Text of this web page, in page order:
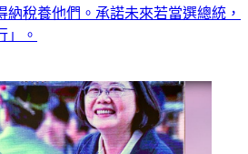
稅養他們。承諾未來若當選總統，
」。